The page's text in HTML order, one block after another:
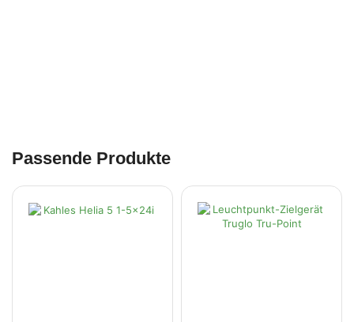
Passende Produkte